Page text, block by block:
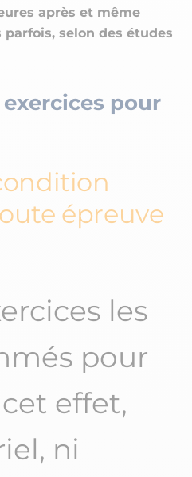
après et même
selon des études
pour
épreuve
les
pour
effet,
ni